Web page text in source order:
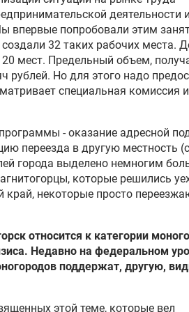
деятельности
впервые попробовали этим
32 таких рабочих места.
мест. Предельный объем,
рублей. Но для этого надо
специальная комиссия
- оказание адресной
переезда в другую местность
города выделено немногим
которые решились
край, некоторые просто
относится к категории
Недавно на федеральном
поддержат, другую,
этой теме, которые вел